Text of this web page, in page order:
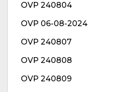
OVP 240804
OVP 06-08-2024
OVP 240807
OVP 240808
OVP 240809